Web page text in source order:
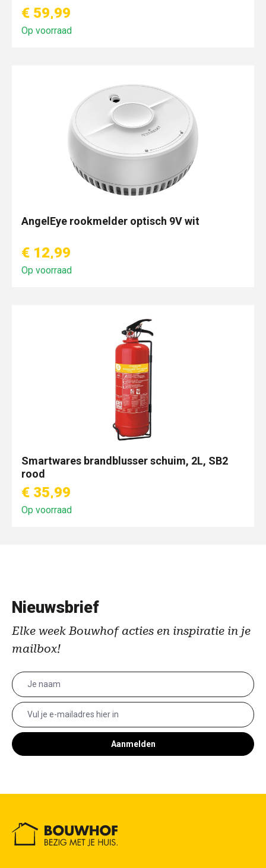
€ 59,99
Op voorraad
AngelEye rookmelder optisch 9V wit
€ 12,99
Op voorraad
Smartwares brandblusser schuim, 2L, SB2
rood
€ 35,99
Op voorraad
Nieuwsbrief
Elke week Bouwhof acties en inspiratie in je
mailbox!
Aanmelden